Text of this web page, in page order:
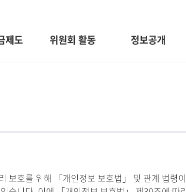
제도 위원회 활동 정보공개
보호를 위해 「개인정보 보호법」 및 관계 법령